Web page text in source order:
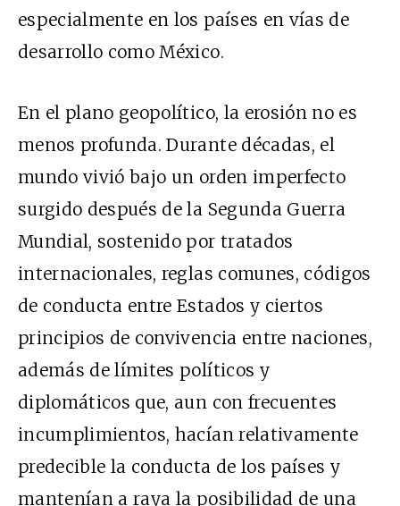
especialmente en los países en vías de
desarrollo como México.
En el plano geopolítico, la erosión no es
menos profunda. Durante décadas, el
mundo vivió bajo un orden imperfecto
surgido después de la Segunda Guerra
Mundial, sostenido por tratados
internacionales, reglas comunes, códigos
de conducta entre Estados y ciertos
principios de convivencia entre naciones,
además de límites políticos y
diplomáticos que, aun con frecuentes
incumplimientos, hacían relativamente
predecible la conducta de los países y
mantenían a raya la posibilidad de una